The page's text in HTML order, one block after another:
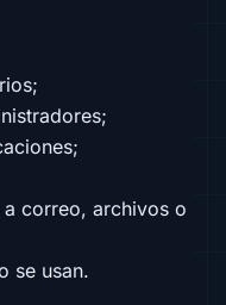
correo, archivos o
se usan.